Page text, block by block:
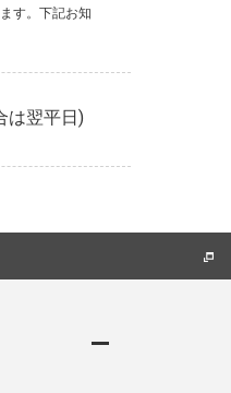
す。下記お知
は翌平日)